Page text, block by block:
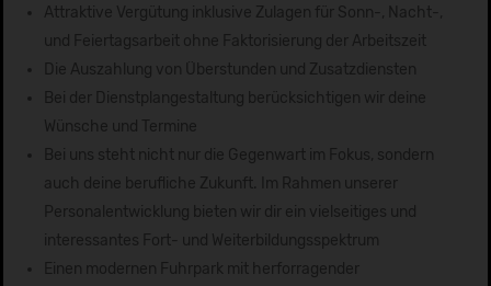
Attraktive Vergütung inklusive Zulagen für Sonn-, Nacht-,
und Feiertagsarbeit ohne Faktorisierung der Arbeitszeit
Die Auszahlung von Überstunden und Zusatzdiensten
Bei der Dienstplangestaltung berücksichtigen wir deine
Wünsche und Termine
Bei uns steht nicht nur die Gegenwart im Fokus, sondern
auch deine berufliche Zukunft. Im Rahmen unserer
Personalentwicklung bieten wir dir ein vielseitiges und
interessantes Fort- und Weiterbildungsspektrum
Einen modernen Fuhrpark mit herforragender